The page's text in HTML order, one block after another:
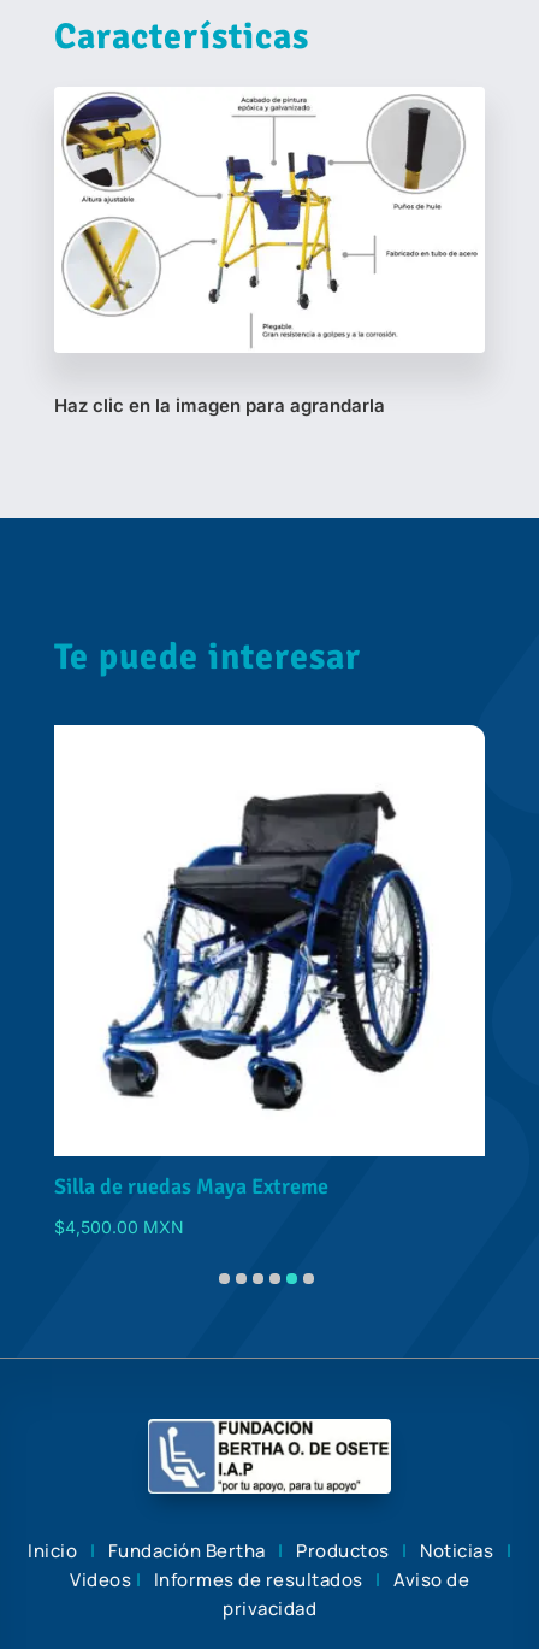
Características
Haz clic en la imagen para agrandarla
Te puede interesar
Silla de ruedas Maya Extreme
$4,500.00 MXN
Inicio | Fundación Bertha | Productos | Noticias |
Videos | Informes de resultados | Aviso de
privacidad